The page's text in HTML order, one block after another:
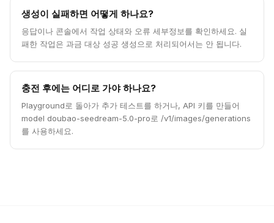
생성이 실패하면 어떻게 하나요?
응답이나 콘솔에서 작업 상태와 오류 세부정보를 확인하세요. 실
패한 작업은 과금 대상 성공 생성으로 처리되어서는 안 됩니다.
충전 후에는 어디로 가야 하나요?
Playground로 돌아가 추가 테스트를 하거나, API 키를 만들어
model doubao-seedream-5.0-pro로 /v1/images/generations
를 사용하세요.